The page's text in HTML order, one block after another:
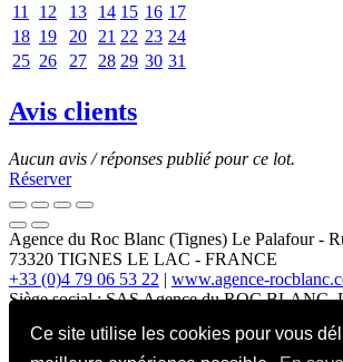
Ce site utilise les cookies pour vous
11
12 13 14 15 16 17
18 19 20 21 22 23 24
25 26 27 28 29 30 31
Avis clients
Aucun avis / réponses publié pour ce lot.
Réserver
Agence du Roc Blanc (Tignes) Le Palafour-
73320 TIGNES LE LAC - FRANCE
+33 (0)4 79 06 53 22 | www.agence-
Siège social : SAS Agence du ROC BLANC,
SAS au capital de 187.500 € – RCS Chambéry